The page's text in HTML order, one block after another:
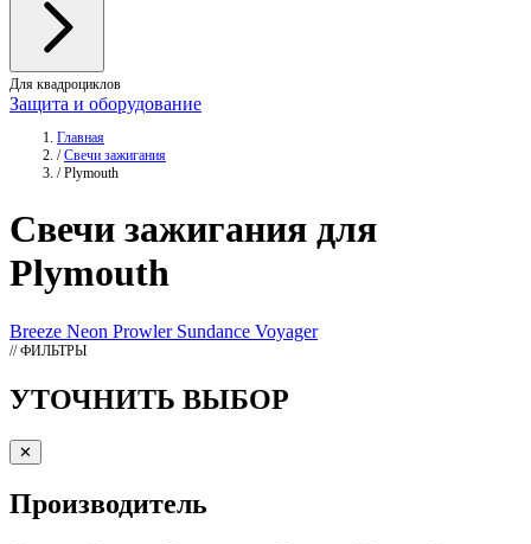
Для квадроциклов
Защита и оборудование
Главная
/ Свечи зажигания
/ Plymouth
Свечи зажигания для
Plymouth
Breeze Neon Prowler Sundance Voyager
// ФИЛЬТРЫ
УТОЧНИТЬ ВЫБОР
✕
Производитель